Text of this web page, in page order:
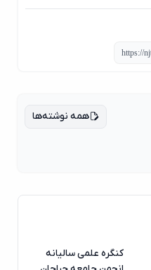
همه نوشته‌ها
کنگره علمی سالیانه